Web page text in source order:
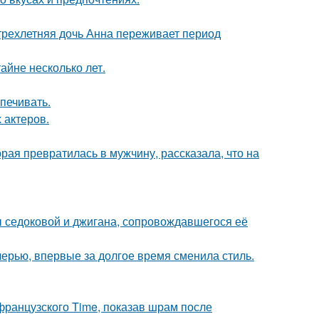
дочь Анна переживает период
несколько лет.
превратилась в мужчину, рассказала, что на
и джигана, сопровождавшегося её
впервые за долгое время сменила стиль.
Time, показав шрам после